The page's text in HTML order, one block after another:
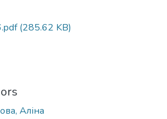
(285.62 KB)
Аліна